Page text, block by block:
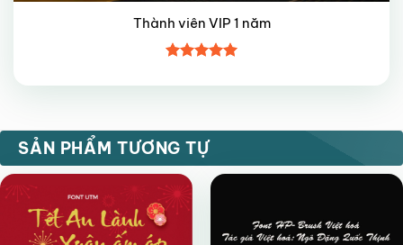
Thành viên VIP 1 năm
hạng55
SẢN PHẨM TƯƠNG TỰ
FREE